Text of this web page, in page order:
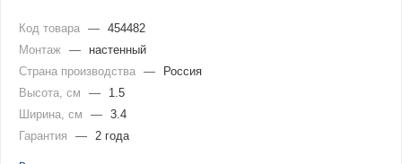
Код товара — 454482
Монтаж —
настенный
Страна производства —
Россия
Высота, см
—
1.5
Ширина, см
— 3.4
Гарантия
— 2 года